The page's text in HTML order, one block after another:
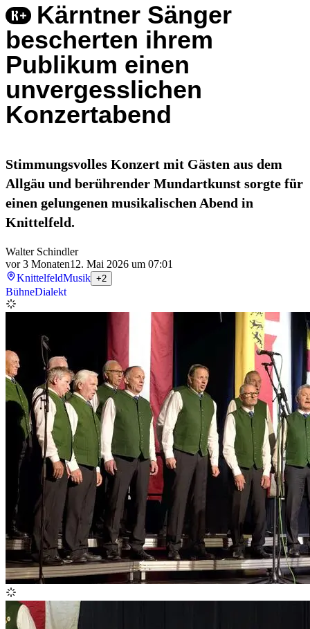
Kärntner Sänger
bescherten ihrem
Publikum einen
unvergesslichen
Konzertabend
Stimmungsvolles Konzert mit Gästen aus dem
Allgäu und berührender Mundartkunst sorgte für
einen gelungenen musikalischen Abend in
Knittelfeld.
Walter Schindler
vor 3 Monaten12. Mai 2026 um 07:01
KnittelfeldMusik +2
BühneDialekt